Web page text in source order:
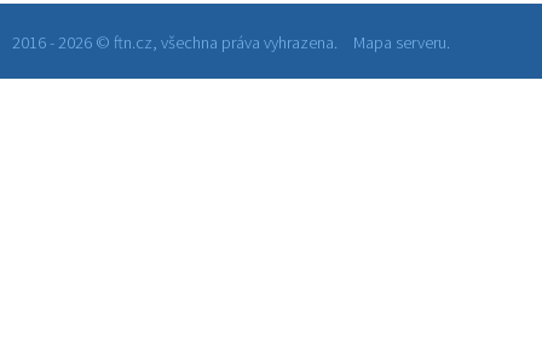
2016 - 2026 © ftn.cz, všechna práva vyhrazena. Mapa serveru.